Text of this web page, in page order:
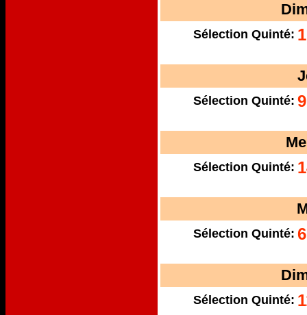
Sélection Quinté:
Sélection Quinté:
Sélection Quinté:
Sélection Quinté:
Sélection Quinté: